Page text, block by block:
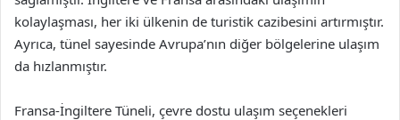
kolaylaşması, her iki ülkenin de turistik cazibesini artırmıştır.
Ayrıca, tünel sayesinde Avrupa’nın diğer bölgelerine ulaşım
da hızlanmıştır.
Fransa-İngiltere Tüneli, çevre dostu ulaşım seçenekleri